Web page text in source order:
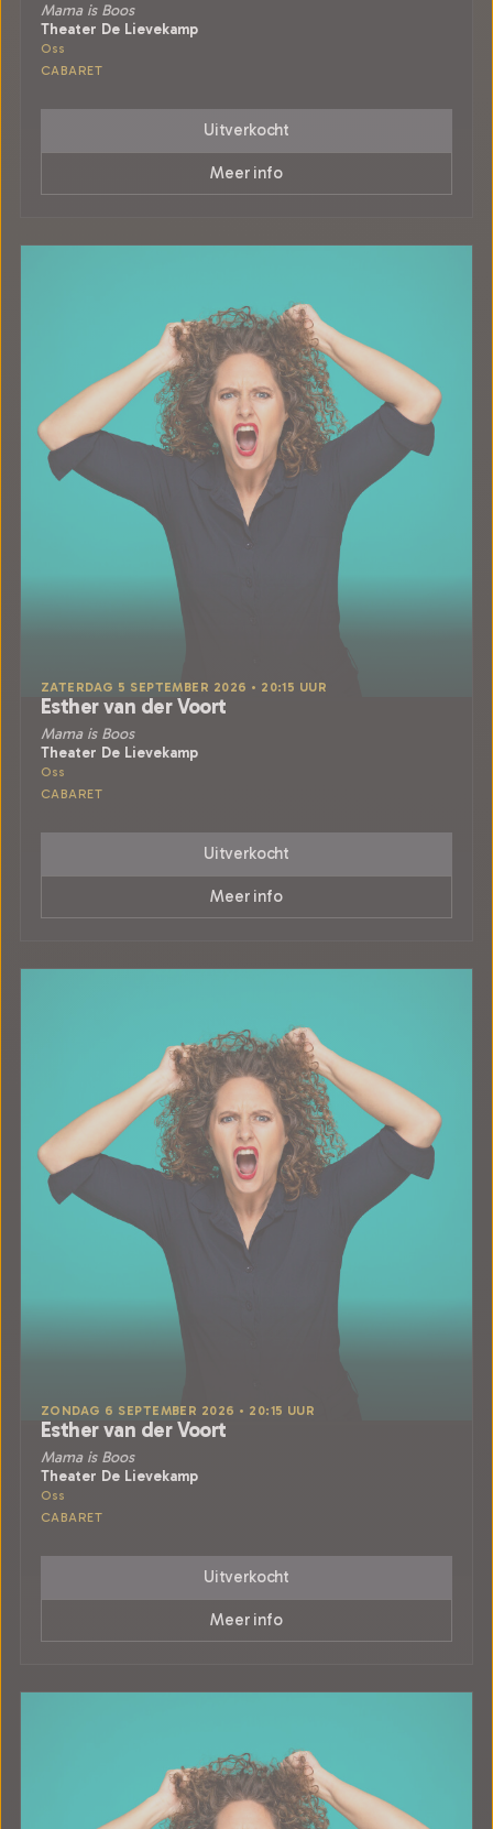
Mama is Boos
Theater De Lievekamp
Oss
CABARET
Uitverkocht
Meer info
ZATERDAG 5 SEPTEMBER 2026 • 20:15 UUR
Esther van der Voort
Mama is Boos
Theater De Lievekamp
Oss
CABARET
Uitverkocht
Meer info
ZONDAG 6 SEPTEMBER 2026 • 20:15 UUR
Esther van der Voort
Mama is Boos
Theater De Lievekamp
Oss
CABARET
Uitverkocht
Meer info